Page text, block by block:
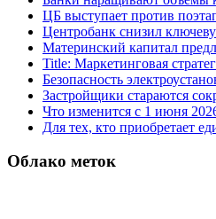
ЦБ выступает против
Центробанк снизил
Материнский капитал
Title: Маркетинговая
Безопасность
Застройщики стараются
Что изменится с 1 июня
Для тех, кто приобретает
Облако меток